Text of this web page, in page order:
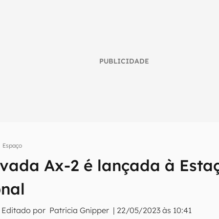
PUBLICIDADE
Espaço
Ax-2 é lançada à
Editado por Patricia Gnipper | 22/05/2023 às 10:41
inteligente do mundo tech!
do Canaltech e receba notícias e reviews sobre tecnologia